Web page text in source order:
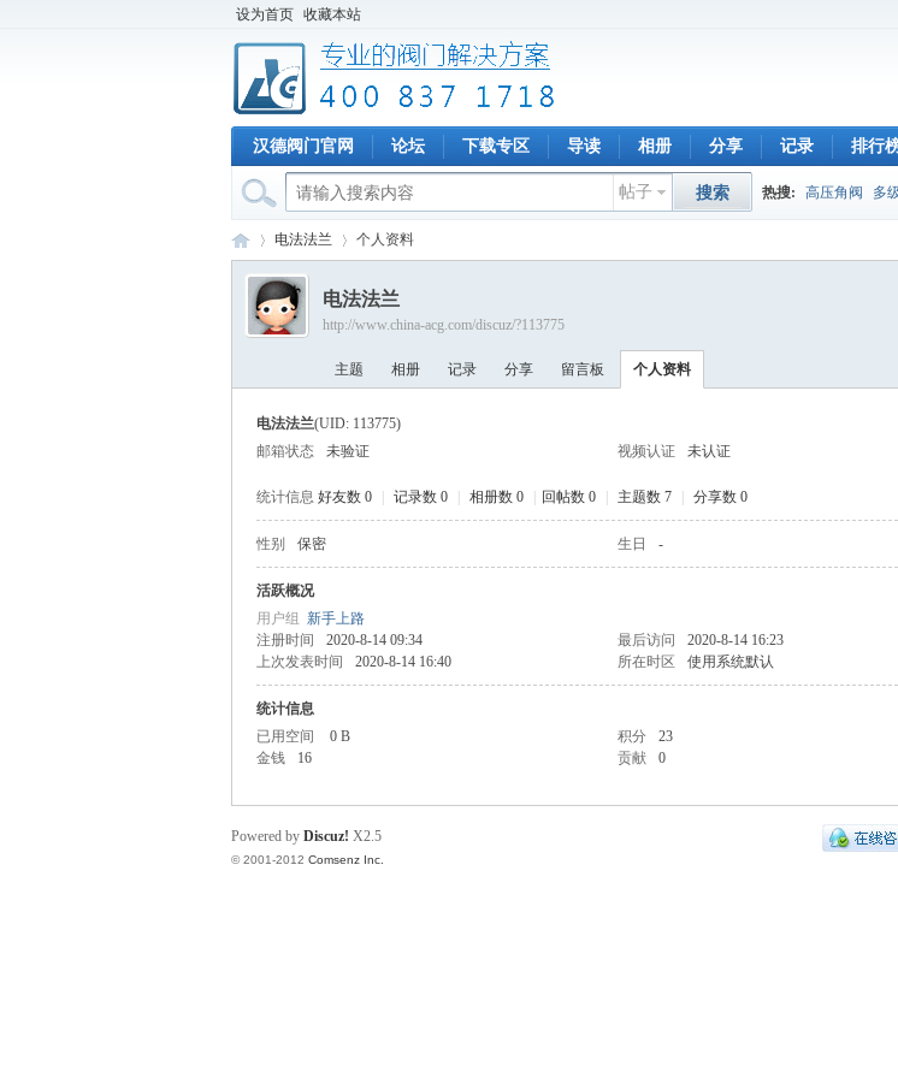
设为首页 收藏本站
汉德阀门官网 论坛 下载专区 导读 相册 分享 记录 排行
帖子 搜索 热搜: 高压角阀 多
›
电法法兰 个人资料
电法法兰
http://www.china-acg.com/discuz/?113775
主题 相册 记录 分享 留言板 个人资料
电法法兰(UID: 113775)
邮箱状态
未验证 视频认证 未认证
统计信息 好友数 0 记录数 0 相册数 0 回帖数 0 主题数 7 分享数 0
性别 保密 生日 -
活跃概况
用户组 新手上路
注册时间
2020-8-14 09:34 最后访问 2020-8-14 16:23
上次发表时间
2020-8-14 16:40 所在时区 使用系统默认
统计信息
已用空间
0 B 积分 23
金钱
16 贡献 0
Powered by Discuz! X2.5
© 2001-2012 Comsenz Inc.